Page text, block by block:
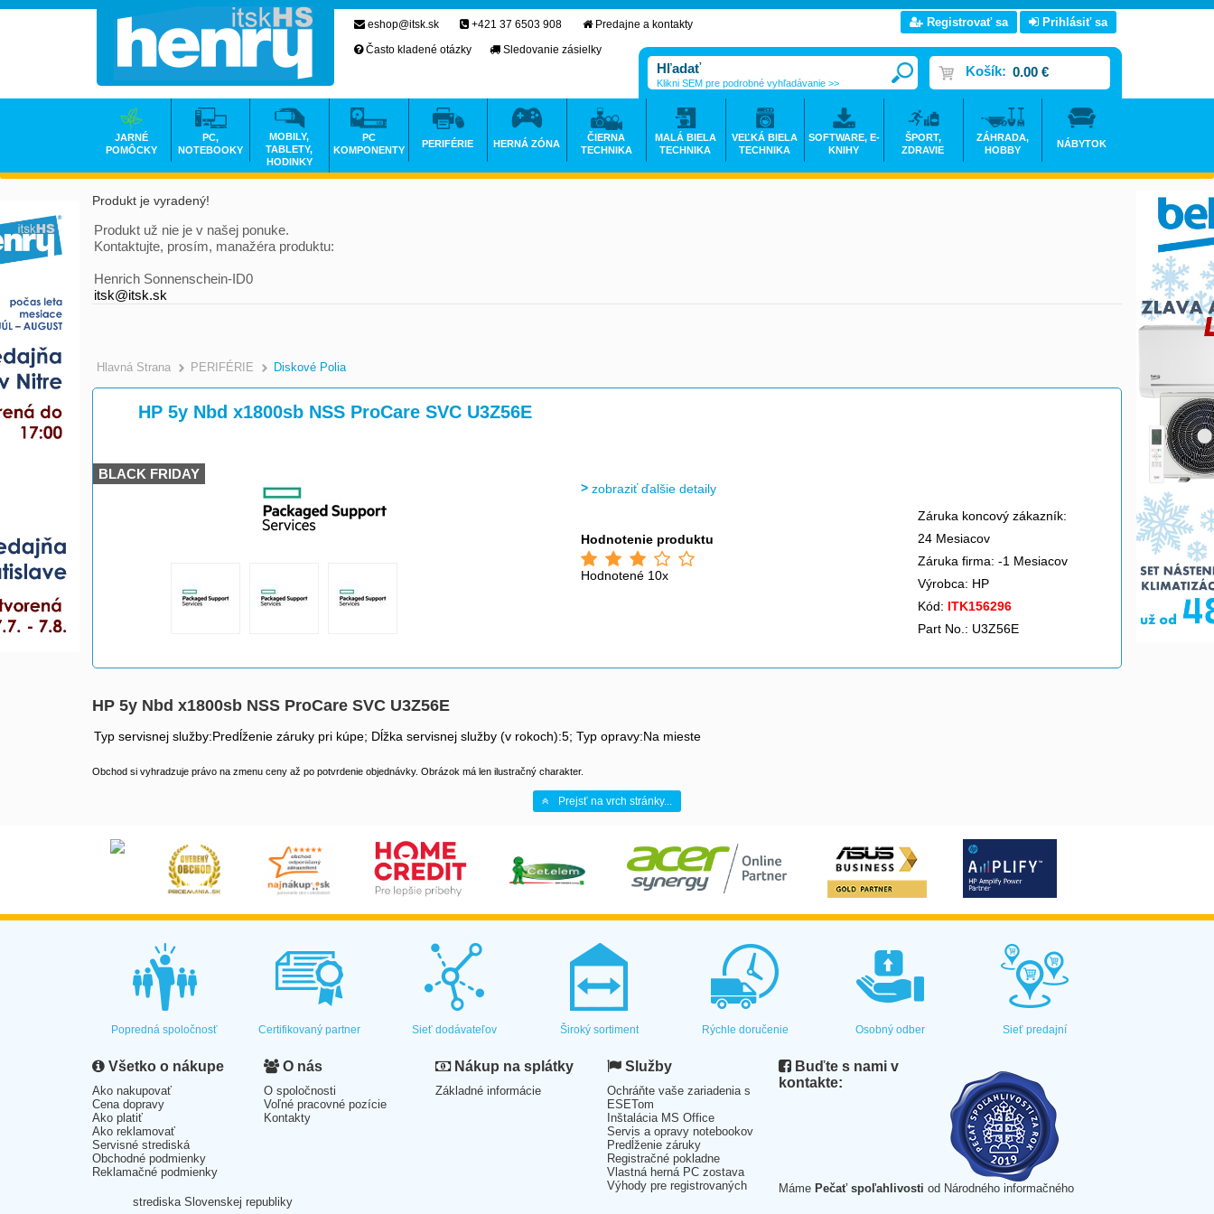
Produkt je vyradený!
Produkt už nie je v našej ponuke.
Kontaktujte, prosím, manažéra produktu:
Henrich Sonnenschein-ID0
itsk@itsk.sk
Hlavná Strana >
PERIFÉRIE >
Diskové Polia
HP 5y Nbd x1800sb NSS ProCare SVC U3Z56E
BLACK FRIDAY
zobraziť ďalšie detaily
Hodnotenie produktu
Hodnotené 10x
Záruka koncový zákazník:
24 Mesiacov
Záruka firma: -1 Mesiacov
Výrobca: HP
Kód: ITK156296
Part No.: U3Z56E
HP 5y Nbd x1800sb NSS ProCare SVC U3Z56E
Typ servisnej služby:Predĺženie záruky pri kúpe; Dĺžka servisnej služby (v rokoch):5; Typ opravy:Na mieste
Obchod si vyhradzuje právo na zmenu ceny až po potvrdenie objednávky. Obrázok má len ilustračný charakter.
Prejsť na vrch stránky...
eshop@itsk.sk +421 37 6503 908
Predajne a kontakty
Často kladené otázky
Sledovanie zásielky
Registrovať sa Prihlásiť sa
Košík: 0.00 €
Klikni SEM pre podrobné vyhľadávanie >>
JARNÉ
POMÔCKY
PC,
NOTEBOOKY
MOBILY,
TABLETY,
HODINKY
PC
KOMPONENTY
PERIFÉRIE HERNÁ ZÓNA
ČIERNA
TECHNIKA
MALÁ BIELA
TECHNIKA
VEĽKÁ BIELA
TECHNIKA
SOFTWARE, E-
KNIHY
ŠPORT,
ZDRAVIE
ZÁHRADA,
HOBBY
NÁBYTOK
Popredná spoločnosť Certifikovaný partner Sieť dodávateľov Široký sortiment Rýchle doručenie Osobný odber Sieť predajní
Všetko o nákupe
Ako nakupovať
Cena dopravy
Ako platiť
Ako reklamovať
Servisné strediská
Obchodné podmienky
Reklamačné podmienky
O nás
O spoločnosti
Voľné pracovné pozície
Kontakty
Nákup na splátky
Základné informácie
Služby
Ochráňte vaše zariadenia s
ESETom
Inštalácia MS Office
Servis a opravy notebookov
Predĺženie záruky
Registračné pokladne
Vlastná herná PC zostava
Výhody pre registrovaných
Buďte s nami v
kontakte:
Máme Pečať spoľahlivosti od Národného informačného
strediska Slovenskej republiky